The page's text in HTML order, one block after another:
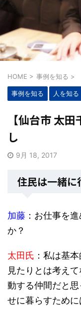
HOME > 事例を知る >
事例を知る 人を知る
【仙台市 太
し
9月 18, 2017
住民は一緒に
加藤 ：お仕事を
か？
太田氏 ：私は基
見たりとは考え
動する仲間だと
せに暮らすため